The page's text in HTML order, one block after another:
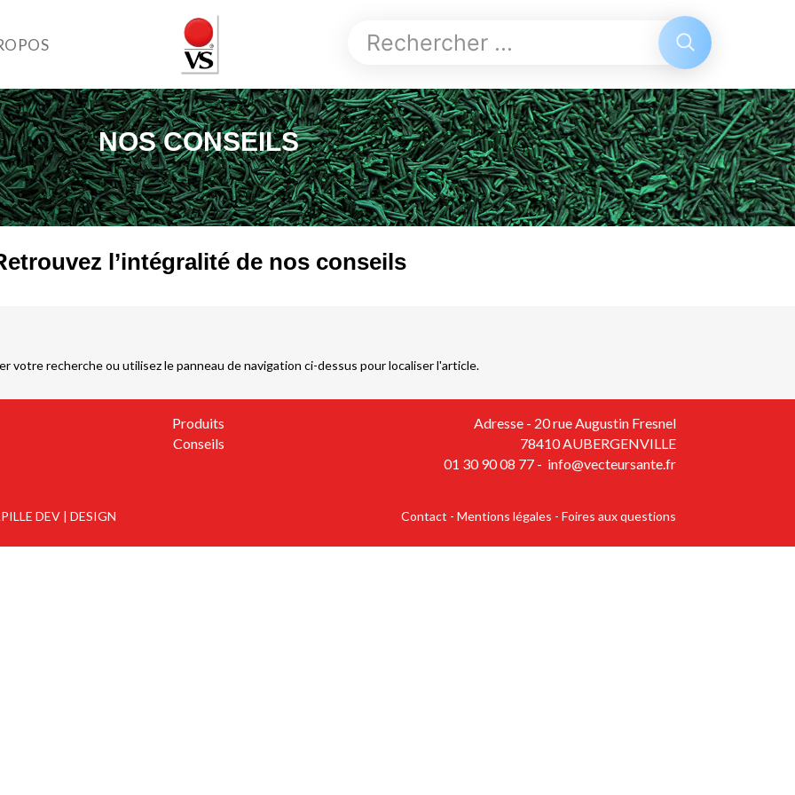
NOS CONSEILS
l’intégralité de nos conseils
votre recherche ou utilisez le panneau de navigation ci-dessus pour localiser l'article.
Produits
Conseils
Adresse - 20 rue Augustin Fresnel
78410 AUBERGENVILLE
01 30 90 08 77- info@vecteursante.fr
DEV | DESIGN Contact - Mentions légales - Foires aux questions